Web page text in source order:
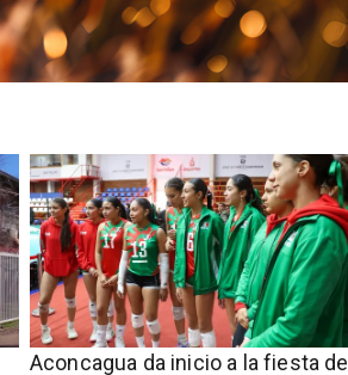
Aconcagua da inicio a la fiesta del